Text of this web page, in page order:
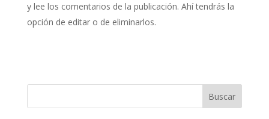
y lee los comentarios de la publicación. Ahí tendrás la
opción de editar o de eliminarlos.
Buscar